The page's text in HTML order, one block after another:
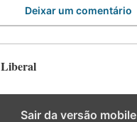
Deixar um comentário
Sair da versão mobile